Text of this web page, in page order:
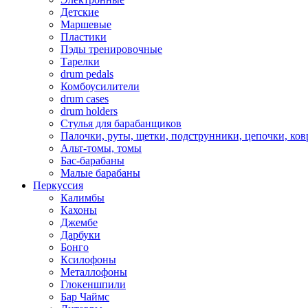
Детские
Маршевые
Пластики
Пэды тренировочные
Тарелки
drum pedals
Комбоусилители
drum cases
drum holders
Стулья для барабанщиков
Палочки, руты, щетки, подструнники, цепочки,
Альт-томы, томы
Бас-барабаны
Малые барабаны
Перкуссия
Калимбы
Кахоны
Джембе
Дарбуки
Бонго
Ксилофоны
Металлофоны
Глокеншпили
Бар Чаймс